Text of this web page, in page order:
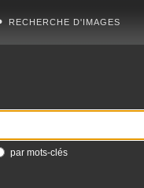
RECHERCHE D'IMAGES
par mots-clés